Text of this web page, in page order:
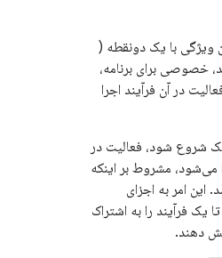
ویژگی با یک دونقطه (
خصوصی برای برنامه،
در آن فرآیند اجرا
شروع شود، فعالیت در
می‌شود، مشروط بر اینکه
این امر به اجزای
یک فرآیند را به اشتراک
دهند.